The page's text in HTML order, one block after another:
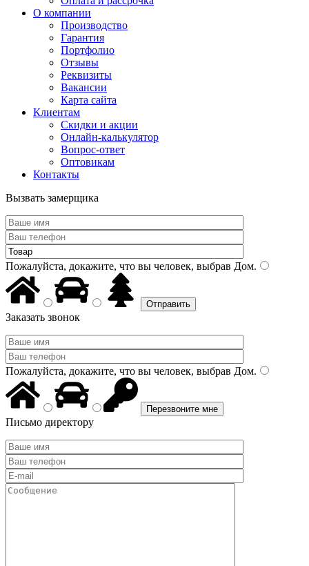
О компании
Производство
Гарантия
Портфолио
Отзывы
Реквизиты
Вакансии
Карта сайта
Клиентам
Скидки и акции
Онлайн-калькулятор
Вопрос-ответ
Оптовикам
Контакты
Вызвать замерщика
Пожалуйста, докажите, что вы человек, выбрав Дом.
Заказать звонок
Пожалуйста, докажите, что вы человек, выбрав Дом.
Письмо директору